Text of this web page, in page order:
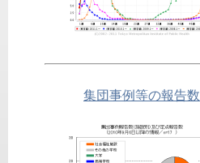
集団事例等の報告数